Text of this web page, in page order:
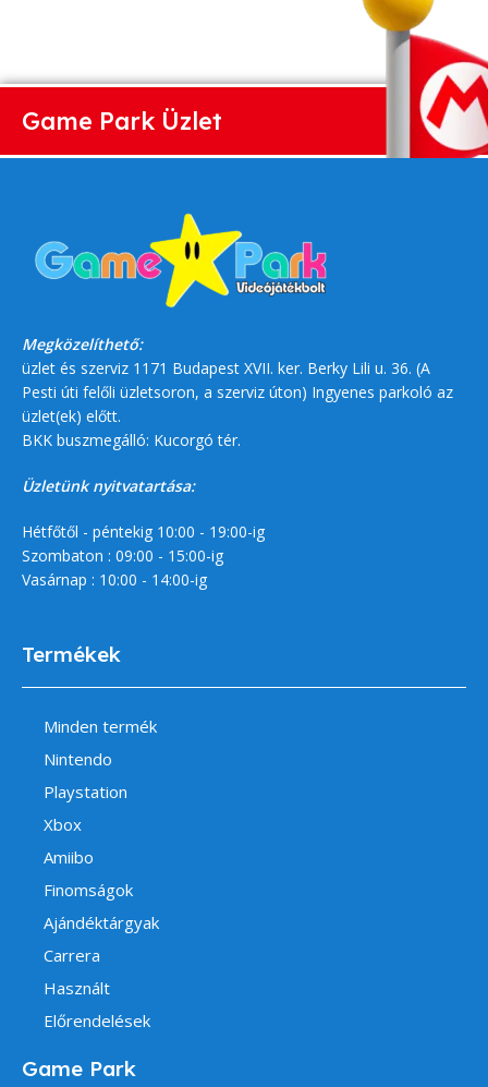
Game Park Üzlet
Megközelíthető:
üzlet és szerviz 1171 Budapest XVII. ker. Berky Lili u. 36. (A
Pesti úti felőli üzletsoron, a szerviz úton) Ingyenes parkoló az
üzlet(ek) előtt.
BKK buszmegálló: Kucorgó tér.
Üzletünk nyitvatartása:
Hétfőtől - péntekig 10:00 - 19:00-ig
Szombaton : 09:00 - 15:00-ig
Vasárnap : 10:00 - 14:00-ig
Termékek
Minden termék
Nintendo
Playstation
Xbox
Amiibo
Finomságok
Ajándéktárgyak
Carrera
Használt
Előrendelések
Game Park